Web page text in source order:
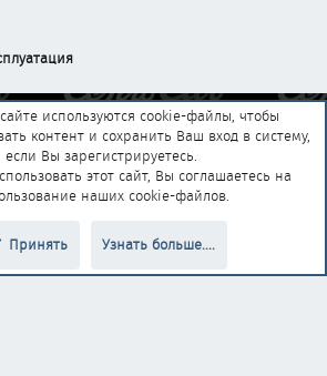
и правила
Помощь Главная
R
Перевод от Jumuro®
используются cookie-файлы, чтобы
контент и сохранить Ваш вход в систему,
если Вы зарегистрируетесь.
этот сайт, Вы соглашаетесь на
наших cookie-файлов.
Принять Узнать больше....